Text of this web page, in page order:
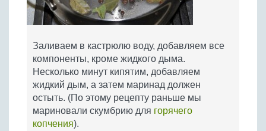
Заливаем в кастрюлю воду, добавляем все
компоненты, кроме жидкого дыма.
Несколько минут кипятим, добавляем
жидкий дым, а затем маринад должен
остыть. (По этому рецепту раньше мы
мариновали скумбрию для горячего
копчения).